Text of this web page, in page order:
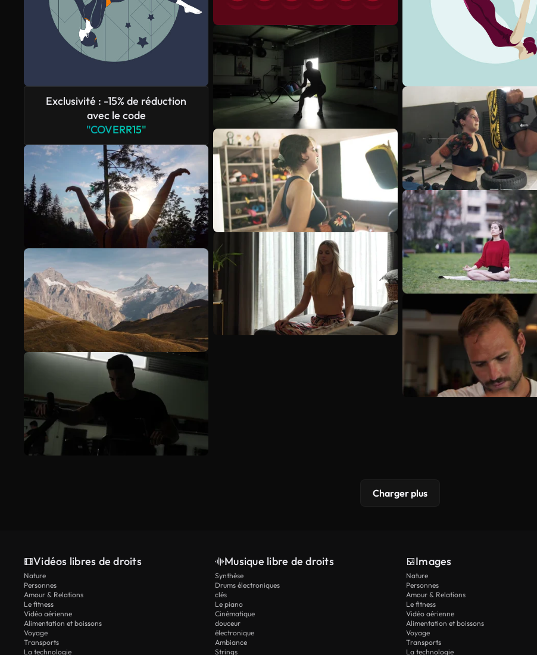
Exclusivité : -15% de réduction
avec le code
"COVERR15"
Charger plus
Vidéos libres de droits
Nature
Personnes
Amour & Relations
Le fitness
Vidéo aérienne
Alimentation et boissons
Voyage
Transports
La technologie
Musique libre de droits
Synthèse
Drums électroniques
clés
Le piano
Cinématique
douceur
électronique
Ambiance
Strings
Images
Nature
Personnes
Amour & Relations
Le fitness
Vidéo aérienne
Alimentation et boissons
Voyage
Transports
La technologie